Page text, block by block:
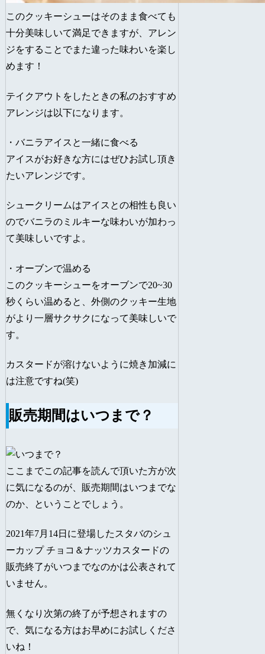
このクッキーシューはそのまま食べても
十分美味しいて満足できますが、アレン
ジをすることでまた違った味わいを楽し
めます！
テイクアウトをしたときの私のおすすめ
アレンジは以下になります。
・バニラアイスと一緒に食べる
アイスがお好きな方にはぜひお試し頂き
たいアレンジです。
シュークリームはアイスとの相性も良い
のでバニラのミルキーな味わいが加わっ
て美味しいですよ。
・オーブンで温める
このクッキーシューをオーブンで20~30
秒くらい温めると、外側のクッキー生地
がより一層サクサクになって美味しいで
す。
カスタードが溶けないように焼き加減に
は注意ですね(笑)
販売期間はいつまで？
ここまでこの記事を読んで頂いた方が次
に気になるのが、販売期間はいつまでな
のか、ということでしょう。
2021年7月14日に登場したスタバのシュ
ーカップ チョコ＆ナッツカスタードの
販売終了がいつまでなのかは公表されて
いません。
無くなり次第の終了が予想されますの
で、気になる方はお早めにお試しくださ
いね！